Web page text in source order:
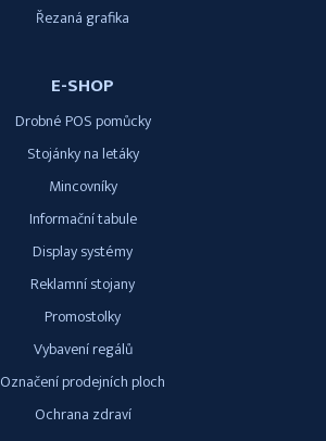
Řezaná grafika
E-SHOP
Drobné POS pomůcky
Stojánky na letáky
Mincovníky
Informační tabule
Display systémy
Reklamní stojany
Promostolky
Vybavení regálů
Označení prodejních ploch
Ochrana zdraví